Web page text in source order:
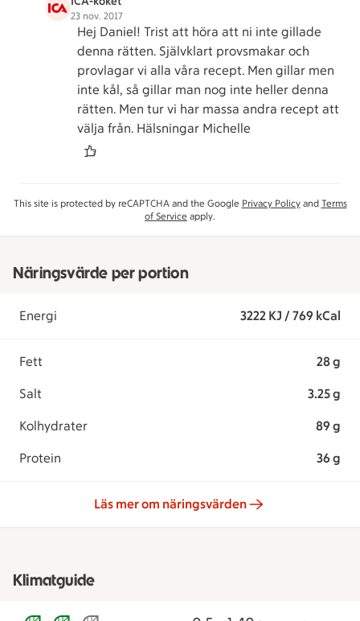
23 nov. 2017
Hej Daniel! Trist att höra att ni inte gillade
denna rätten. Självklart provsmakar och
provlagar vi alla våra recept. Men gillar men
inte kål, så gillar man nog inte heller denna
rätten. Men tur vi har massa andra recept att
välja från. Hälsningar Michelle
This site is protected by reCAPTCHA and the Google Privacy Policyand Terms
of Service apply.
Näringsvärde per portion
Energi 3222 KJ / 769 kCal
Fett 28 g
Salt 3.25 g
Kolhydrater 89 g
Protein 36 g
Läs mer om näringsvärden
Klimatguide